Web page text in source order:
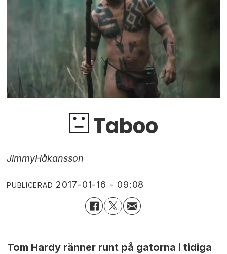
Taboo
JimmyHåkansson
PUBLICERAD 2017-01-16 - 09:08
Tom Hardy ränner runt på gatorna i tidiga